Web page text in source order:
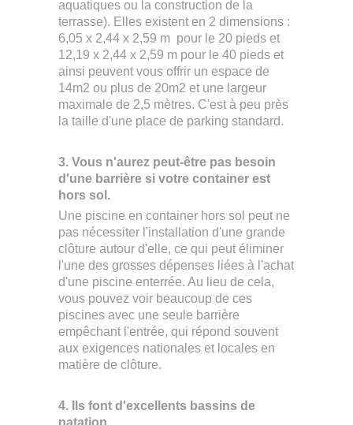
aquatiques ou la construction de la
terrasse). Elles existent en 2 dimensions :
6,05 x 2,44 x 2,59 m pour le 20 pieds et
12,19 x 2,44 x 2,59 m pour le 40 pieds et
ainsi peuvent vous offrir un espace de
14m2 ou plus de 20m2 et une largeur
maximale de 2,5 mètres. C'est à peu près
la taille d'une place de parking standard.
3. Vous n'aurez peut-être pas besoin
d'une barrière si votre container est
hors sol.
Une piscine en container hors sol peut ne
pas nécessiter l'installation d'une grande
clôture autour d'elle, ce qui peut éliminer
l'une des grosses dépenses liées à l'achat
d'une piscine enterrée. Au lieu de cela,
vous pouvez voir beaucoup de ces
piscines avec une seule barrière
empêchant l'entrée, qui répond souvent
aux exigences nationales et locales en
matière de clôture.
4. Ils font d'excellents bassins de
natation